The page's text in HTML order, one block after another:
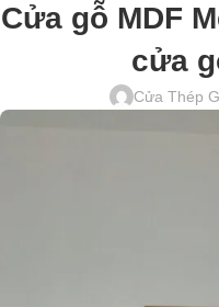
Cửa gỗ MDF
cửa
Cửa Thép